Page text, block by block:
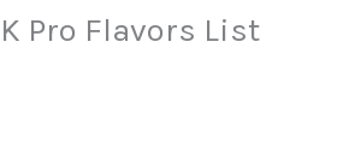
Pro Flavors List